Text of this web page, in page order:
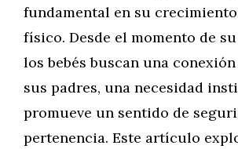
fundamental en su
físico. Desde el momento de
los bebés buscan una
sus padres, una necesidad
promueve un sentido de
pertenencia. Este artículo